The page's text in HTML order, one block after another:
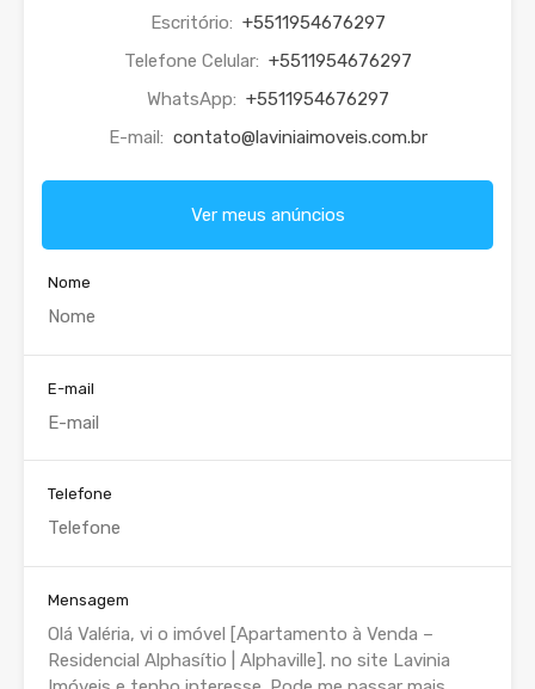
Escritório: +5511954676297
Telefone Celular: +5511954676297
WhatsApp: +5511954676297
E-mail: contato@laviniaimoveis.com.br
Ver meus anúncios
Nome
E-mail
Telefone
Mensagem